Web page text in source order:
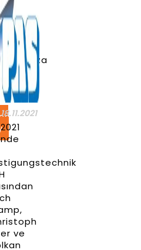
perçin
18.11.2021
ve